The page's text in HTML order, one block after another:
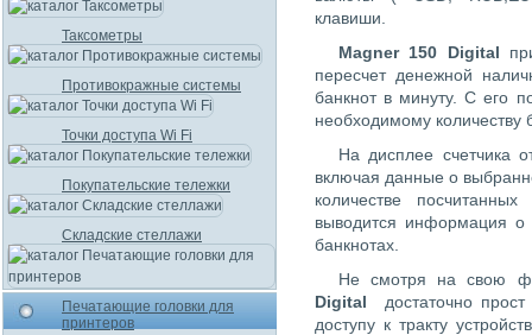
клавиши.
Magner 150 Digital
пересчет денежной
банкнот в минуту. С его
необходимому
На дисплее счетчика
включая данные о
количестве
выводится информация о
банкнотах.
Не смотря на свою
Digital
достаточно
доступу к тракту
Таксометры
Противокражные системы
Точки доступа Wi Fi
Покупательские тележки
Складские стеллажи
Печатающие головки для
принтеров